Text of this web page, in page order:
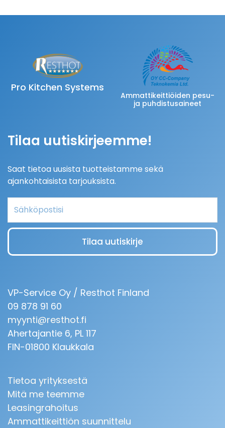
Pro Kitchen Systems
Ammattikeittiöiden pesu-
ja puhdistusaineet
Tilaa uutiskirjeemme!
Saat tietoa uusista tuotteistamme sekä
ajankohtaisista tarjouksista.
Email
Tilaa uutiskirje
VP-Service Oy / Resthot Finland
09 878 91 60
myynti@resthot.fi
Ahertajantie 6, PL 117
FIN-01800 Klaukkala
Tietoa yrityksestä
Mitä me teemme
Leasingrahoitus
Ammattikeittiön suunnittelu